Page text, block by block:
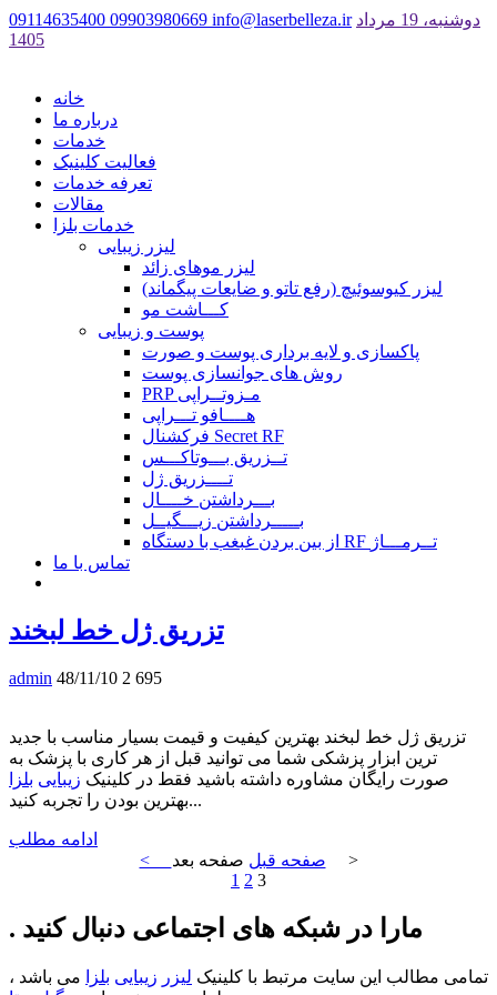
09114635400 09903980669 info@laserbelleza.ir دوشنبه، 19 مرداد
1405
خانه
درباره ما
خدمات
فعالیت کلینیک
تعرفه خدمات
مقالات
خدمات بلزا
لیزر زیبایی
لیزر موهای زائد
لیزر کیوسوئیچ (رفع تاتو و ضایعات پیگماند)
کـــاشت مو
پوست و زیبایی
پاکسازی و لایه برداری پوست و صورت
روش های جوانسازی پوست
PRP مـزوتــراپی
هــــافو تـــراپی
فرکشنال Secret RF
تــزریق بـــوتاکـــس
تــــزریق ژل
بـــرداشتن خــــال
بـــــرداشتن زیـــگیــل
از بین بردن غبغب با دستگاه RF تــرمـــاژ
تماس با ما
تزریق ژل خط لبخند
admin 48/11/10 2 695
تزریق ژل خط لبخند بهترین کیفیت و قیمت بسیار مناسب با جدید
ترین ابزار پزشکی شما می توانید قبل از هر کاری با پزشک به
صورت رایگان مشاوره داشته باشید فقط در کلینیک زیبایی بلزا
بهترین بودن را تجربه کنید...
ادامه مطلب
< صفحه قبل صفحه بعد >
1 2 3
. مارا در شبکه های اجتماعی دنبال کنید
تمامی مطالب این سایت مرتبط با کلینیک لیزر زیبایی بلزا
می باشد ،